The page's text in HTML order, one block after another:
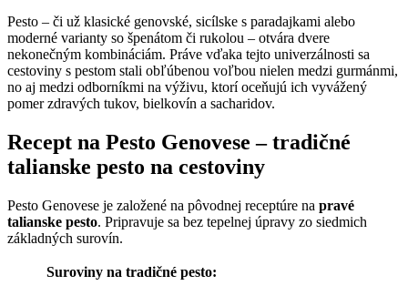
Pesto – či už klasické genovské, sicílske s paradajkami alebo
moderné varianty so špenátom či rukolou – otvára dvere
nekonečným kombináciám. Práve vďaka tejto univerzálnosti sa
cestoviny s pestom stali obľúbenou voľbou nielen medzi gurmánmi,
no aj medzi odborníkmi na výživu, ktorí oceňujú ich vyvážený
pomer zdravých tukov, bielkovín a sacharidov.
Recept na Pesto Genovese – tradičné
talianske pesto na cestoviny
Pesto Genovese je založené na pôvodnej receptúre na pravé
talianske pesto. Pripravuje sa bez tepelnej úpravy zo siedmich
základných surovín.
Suroviny na tradičné pesto: